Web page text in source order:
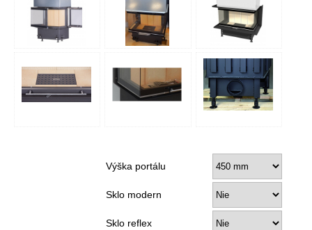
Výška portálu
Sklo modern
Sklo reflex